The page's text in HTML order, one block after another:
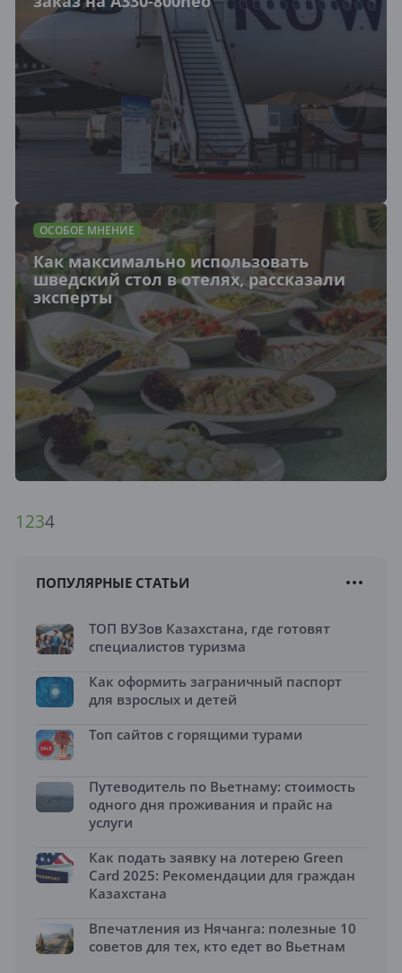
ОСОБОЕ МНЕНИЕ
Как максимально использовать
шведский стол в отелях, рассказали
эксперты
1234
ПОПУЛЯРНЫЕ СТАТЬИ
ТОП ВУЗов Казахстана, где готовят
специалистов туризма
Как оформить заграничный паспорт
для взрослых и детей
Топ сайтов с горящими турами
Путеводитель по Вьетнаму: стоимость
одного дня проживания и прайс на
услуги
Как подать заявку на лотерею Green
Card 2025: Рекомендации для граждан
Казахстана
Впечатления из Нячанга: полезные 10
советов для тех, кто едет во Вьетнам